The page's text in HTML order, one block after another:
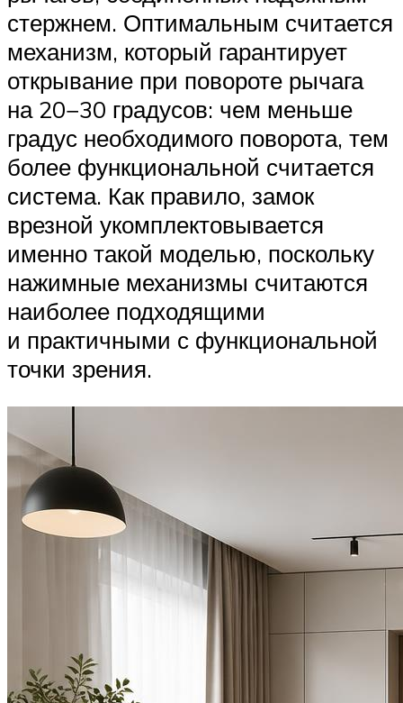
стержнем. Оптимальным считается
механизм, который гарантирует
открывание при повороте рычага
на 20−30 градусов: чем меньше
градус необходимого поворота, тем
более функциональной считается
система. Как правило, замок
врезной укомплектовывается
именно такой моделью, поскольку
нажимные механизмы считаются
наиболее подходящими
и практичными с функциональной
точки зрения.